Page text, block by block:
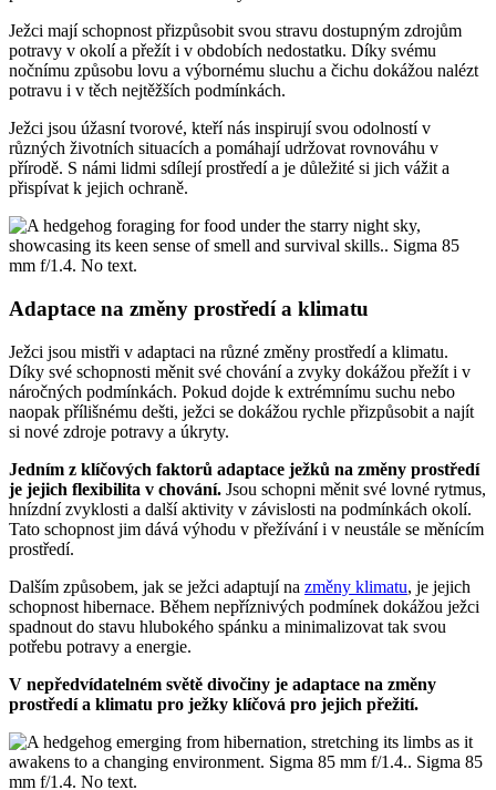
Ježci mají schopnost přizpůsobit svou stravu dostupným zdrojům
potravy v okolí a přežít i v obdobích nedostatku. Díky svému
nočnímu způsobu lovu a výbornému sluchu a čichu dokážou nalézt
potravu i v těch nejtěžších podmínkách.
Ježci jsou úžasní tvorové, kteří nás inspirují svou odolností v
různých životních situacích a pomáhají udržovat rovnováhu v
přírodě. S námi lidmi sdílejí prostředí a je důležité si jich vážit a
přispívat k jejich ochraně.
Adaptace na změny prostředí a klimatu
Ježci jsou mistři v adaptaci na různé změny prostředí a klimatu.
Díky své schopnosti měnit své chování a zvyky dokážou přežít i v
náročných podmínkách. Pokud dojde k extrémnímu suchu nebo
naopak přílišnému dešti, ježci se dokážou rychle přizpůsobit a najít
si nové zdroje potravy a úkryty.
Jedním z klíčových faktorů adaptace ježků na změny prostředí
je jejich flexibilita v chování. Jsou schopni měnit své lovné rytmus,
hnízdní zvyklosti a další aktivity v závislosti na podmínkách okolí.
Tato schopnost jim dává výhodu v přežívání i v neustále se měnícím
prostředí.
Dalším způsobem, jak se ježci adaptují na změny klimatu, je jejich
schopnost hibernace. Během nepříznivých podmínek dokážou ježci
spadnout do stavu hlubokého spánku a minimalizovat tak svou
potřebu potravy a energie.
V nepředvídatelném světě divočiny je adaptace na změny
prostředí a klimatu pro ježky klíčová pro jejich přežití.